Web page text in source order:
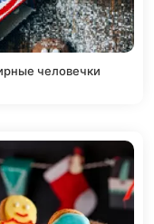
человечки